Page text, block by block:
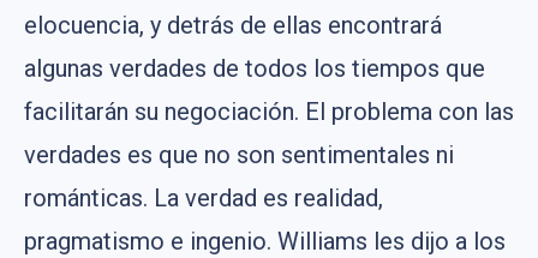
elocuencia, y detrás de ellas encontrará
algunas verdades de todos los tiempos que
facilitarán su negociación. El problema con las
verdades es que no son sentimentales ni
románticas. La verdad es realidad,
pragmatismo e ingenio. Williams les dijo a los